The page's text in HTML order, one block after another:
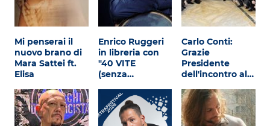
Mi penserai il
nuovo brano di
Mara Sattei ft.
Elisa
Enrico Ruggeri
in libreria con
"40 VITE
(senza…
Carlo Conti:
Grazie
Presidente
dell'incontro al…